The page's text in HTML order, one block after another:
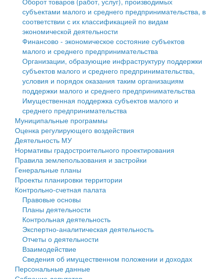
Антимонопольный комплаенс
Противодействие коррупции
Муниципальные программы
Контрольно-счетная палата
Персональные данные
Оценка регулирующего воздействия
Деятельность МУ
Нормативы градостроительного проектирования
Правила землепользования и застройки
Генеральные планы
Проекты планировки территории
Собрание депутатов
Городское поселение
Сельские поселения
субъектами малого и среднего предпринимательства, в
соответствии с их классификацией по видам
экономической деятельности
Финансово - экономическое состояние субъектов
малого и среднего предпринимательства
Организации, образующие инфраструктуру поддержки
субъектов малого и среднего предпринимательства,
условия и порядок оказания таким организациям
поддержки малого и среднего предпринимательства
Имущественная поддержка субъектов малого и
среднего предпринимательства
Муниципальные программы
Оценка регулирующего воздействия
Деятельность МУ
Нормативы градостроительного проектирования
Правила землепользования и застройки
Генеральные планы
Проекты планировки территории
Контрольно-счетная палата
Правовые основы
Планы деятельности
Контрольная деятельность
Экспертно-аналитическая деятельность
Отчеты о деятельности
Взаимодействие
Сведения об имущественном положении и доходах
Персональные данные